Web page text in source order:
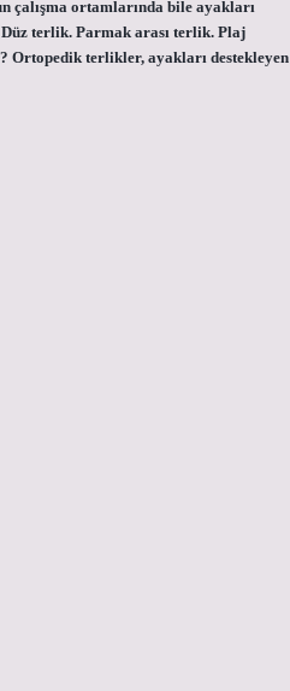
çalışma ortamlarında bile ayakları
terlik. Parmak arası terlik. Plaj
terlikler, ayakları destekleyen